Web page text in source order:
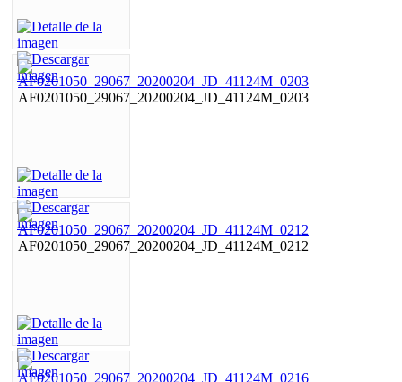
AF0201050_29067_20200204_JD_41124M_0203
AF0201050_29067_20200204_JD_41124M_0212